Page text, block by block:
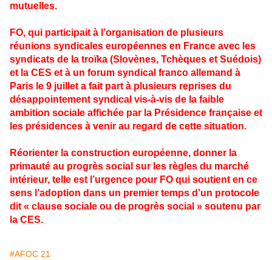
mutuelles.
FO, qui participait à l’organisation de plusieurs
réunions syndicales européennes en France avec les
syndicats de la troïka (Slovènes, Tchèques et Suédois)
et la CES et à un forum syndical franco allemand à
Paris le 9 juillet a fait part à plusieurs reprises du
désappointement syndical vis-à-vis de la faible
ambition sociale affichée par la Présidence française et
les présidences à venir au regard de cette situation.
Réorienter la construction européenne, donner la
primauté au progrès social sur les règles du marché
intérieur, telle est l’urgence pour FO qui soutient en ce
sens l’adoption dans un premier temps d’un protocole
dit « clause sociale ou de progrès social » soutenu par
la CES.
#AFOC 21